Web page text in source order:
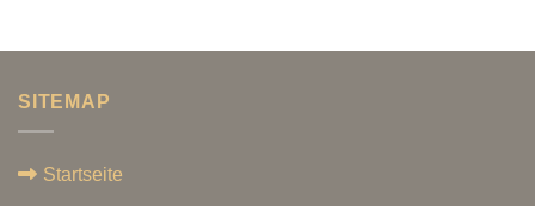
SITEMAP
Startseite